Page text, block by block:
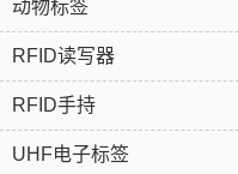
动物标签
RFID读写器
RFID手持
UHF电子标签